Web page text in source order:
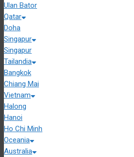
Ulan Bator
Qatar
Doha
Singapur
Singapur
Tailandia
Bangkok
Chiang Mai
Vietnam
Halong
Hanoi
Ho Chi Minh
Oceania
Australia